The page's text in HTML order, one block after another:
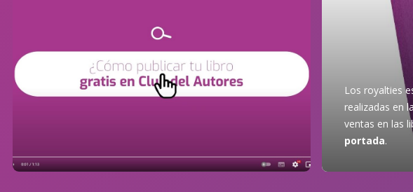
Los royalties
realizadas en
ventas en las
portada.